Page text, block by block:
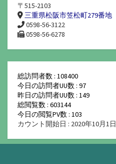
〒515-2103
三重県松阪市笠松町279番地
0598-56-3122
0598-56-6278
総訪問者数 : 108400
今日の訪問者UU数 : 97
昨日の訪問者UU数 : 149
総閲覧数 : 603144
今日の閲覧PV数 : 103
カウント開始日 : 2020年10月1日